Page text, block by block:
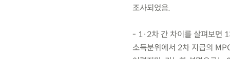
조사되었음.
- 1·2차 간 차이를 살펴보면
소득분위에서 2차 지급의